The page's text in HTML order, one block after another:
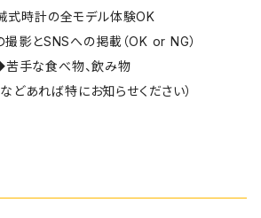
時計の全モデル体験OK
影とSNSへの掲載（OK or NG）
手な食べ物、飲み物
などあれば特にお知らせください）